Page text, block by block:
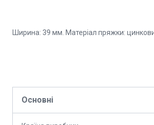
Ширина: 39 мм. Матеріал пряжки:
Основні